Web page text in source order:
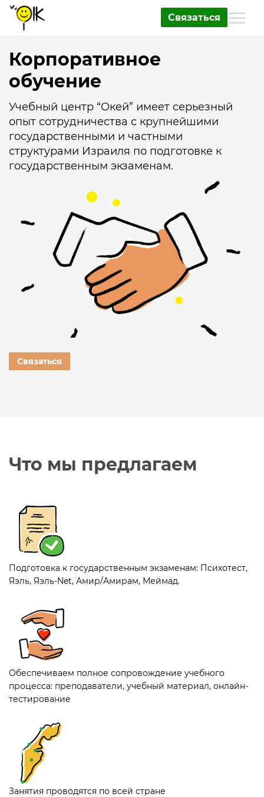
Связаться
Корпоративное
обучение
Учебный центр “Окей” имеет серьезный
опыт сотрудничества с крупнейшими
государственными и частными
структурами Израиля по подготовке к
государственным экзаменам.
Связаться
Что мы предлагаем
Подготовка к государственным экзаменам: Психотест,
Яэль, Яэль-Net, Амир/Амирам, Меймад.
Обеспечиваем полное сопровождение учебного
процесса: преподаватели, учебный материал, онлайн-
тестирование
Занятия проводятся по всей стране